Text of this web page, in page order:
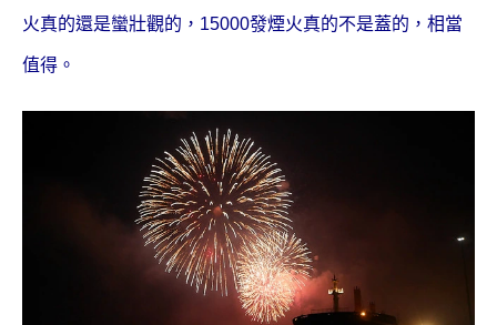
火真的還是蠻壯觀的， 15000發煙火真的不是蓋的，相當
值得。